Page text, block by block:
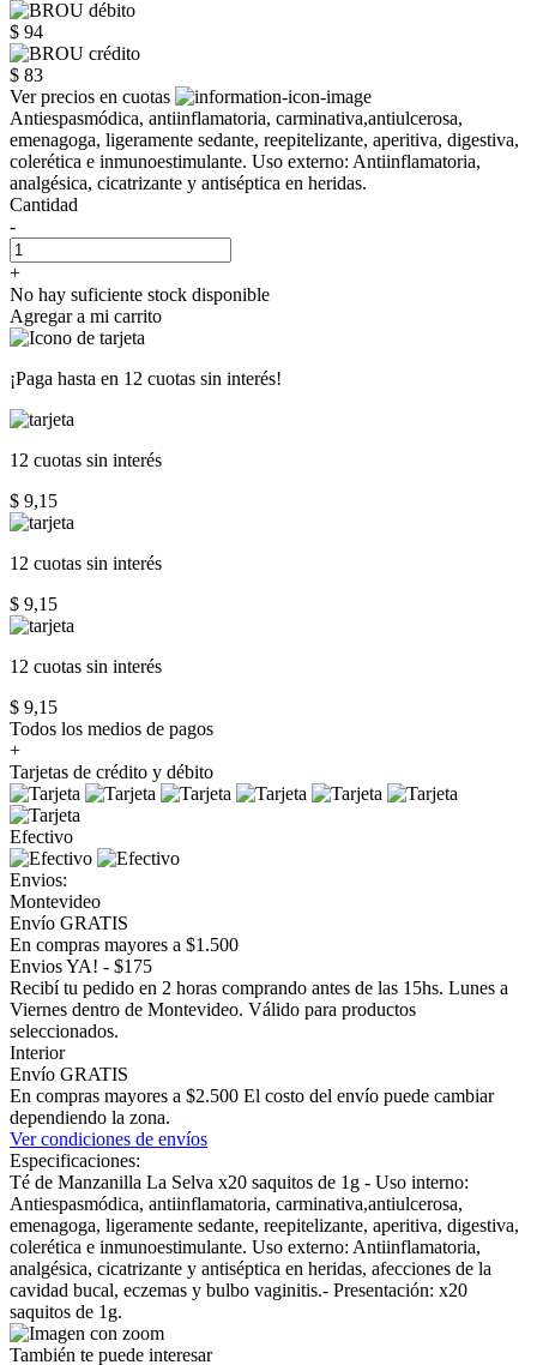
$ 94
$ 83
Ver precios en cuotas
Antiespasmódica, antiinflamatoria, carminativa,antiulcerosa,
emenagoga, ligeramente sedante, reepitelizante, aperitiva, digestiva,
colerética e inmunoestimulante. Uso externo: Antiinflamatoria,
analgésica, cicatrizante y antiséptica en heridas.
Cantidad
-
+
No hay suficiente stock disponible
Agregar a mi carrito
¡Paga hasta en 12 cuotas sin interés!
12 cuotas sin interés
$ 9,15
12 cuotas sin interés
$ 9,15
12 cuotas sin interés
$ 9,15
Todos los medios de pagos
+
Tarjetas de crédito y débito
Efectivo
Envios:
Montevideo
Envío GRATIS
En compras mayores a $1.500
Envios YA! - $175
Recibí tu pedido en 2 horas comprando antes de las 15hs. Lunes a
Viernes dentro de Montevideo. Válido para productos
seleccionados.
Interior
Envío GRATIS
En compras mayores a $2.500 El costo del envío puede cambiar
dependiendo la zona.
Ver condiciones de envíos
Especificaciones:
Té de Manzanilla La Selva x20 saquitos de 1g - Uso interno:
Antiespasmódica, antiinflamatoria, carminativa,antiulcerosa,
emenagoga, ligeramente sedante, reepitelizante, aperitiva, digestiva,
colerética e inmunoestimulante. Uso externo: Antiinflamatoria,
analgésica, cicatrizante y antiséptica en heridas, afecciones de la
cavidad bucal, eczemas y bulbo vaginitis.- Presentación: x20
saquitos de 1g.
También te puede interesar